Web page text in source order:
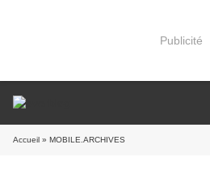
Publicité
Accueil » MOBILE.ARCHIVES